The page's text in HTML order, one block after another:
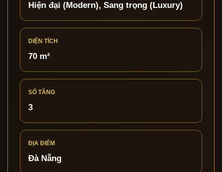
Hiện đại (Modern), Sang trọng (Luxury)
DIỆN TÍCH
70 m²
SỐ TẦNG
3
ĐỊA ĐIỂM
Đà Nẵng